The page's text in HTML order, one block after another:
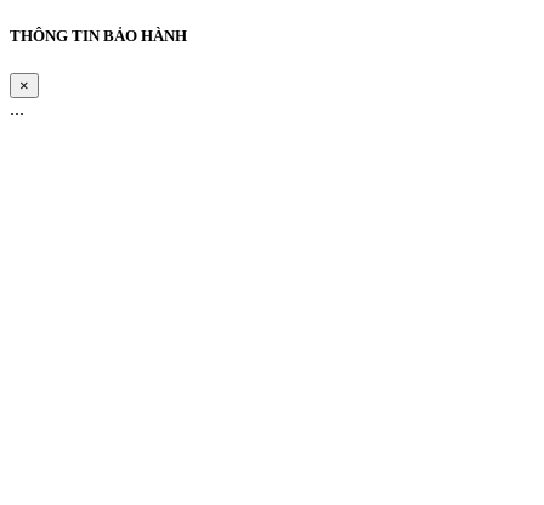
THÔNG TIN BẢO HÀNH
×
...